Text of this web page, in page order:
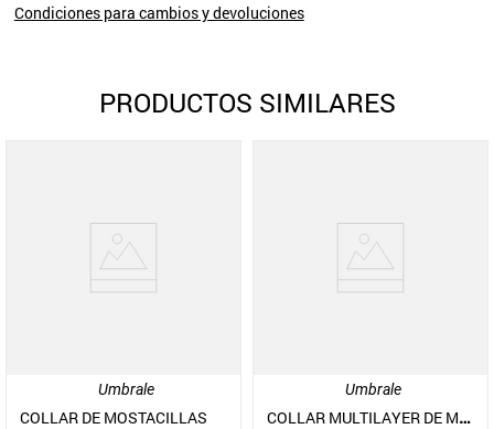
Condiciones para cambios y devoluciones
PRODUCTOS SIMILARES
Umbrale
COLLAR DE MOSTACILLAS
Umbrale
COLLAR MULTILAYER DE MOSTACILLAS